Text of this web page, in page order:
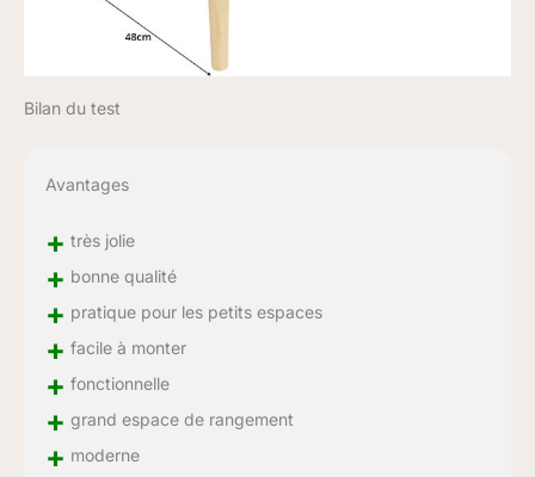
Bilan du test
Avantages
+ très jolie
+ bonne qualité
+ pratique pour les petits espaces
+ facile à monter
+ fonctionnelle
+ grand espace de rangement
+ moderne